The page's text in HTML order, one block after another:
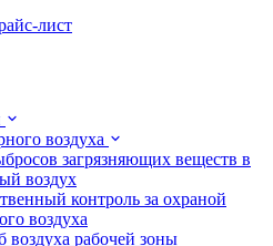
лист
воздуха
загрязняющих веществ в
воздух
контроль за охраной
воздуха
воздуха рабочей зоны